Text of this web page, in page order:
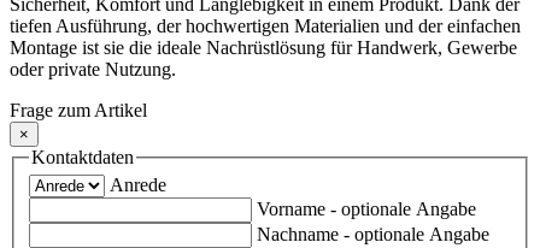
tiefen Ausführung, der hochwertigen Materialien und der einfachen
Montage ist sie die ideale Nachrüstlösung für Handwerk, Gewerbe
oder private Nutzung.
Frage zum Artikel
×
Kontaktdaten
Anrede
Vorname - optionale Angabe
Nachname - optionale Angabe